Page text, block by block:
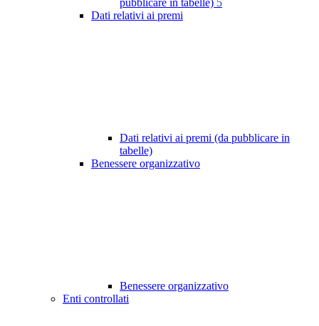
pubblicare in tabelle) 5
Dati relativi ai premi
Dati relativi ai premi (da pubblicare in
tabelle)
Benessere organizzativo
Benessere organizzativo
Enti controllati